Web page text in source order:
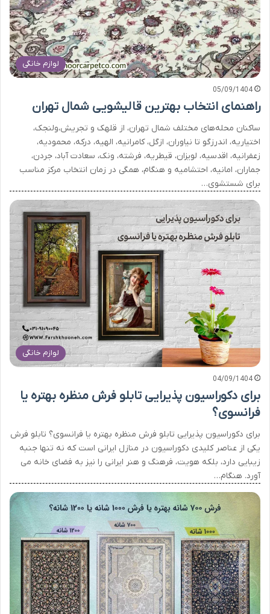
لوازم خانگی
05/09/1404
راهنمای انتخاب بهترین قالیشویی شمال تهران
ساکنان محله‌های مختلف شمال تهران، از قلهک و تجریش،ولنجک،
اختیاریه، اندرزگو تا نیاوران، ازگل، کامرانیه، الهیه، درکه، محمودیه،
زعفرانیه، اقدسیه، لویزان، قیطریه، فرشته، ونک، سعادت آباد، جردن،
جماران، امانیه، احتشامیه و هنگام، همگی در زمان انتخاب مرکز مناسب
برای شستشوی…
لوازم خانگی
04/09/1404
برای دکوراسیون پذیرایی تابلو فرش منظره بهتره یا
فرانسوی؟
برای دکوراسیون پذیرایی تابلو فرش منظره بهتره یا فرانسوی؟ تابلو فرش
یکی از عناصر کلیدی دکوراسیون در منازل ایرانی است که نه تنها جنبه
زیبایی دارد، بلکه هویت، فرهنگ و هنر ایرانی را نیز به فضای خانه می
آورد. هنگام…